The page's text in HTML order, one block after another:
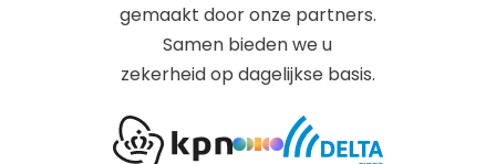
gemaakt door onze partners.
Samen bieden we u
zekerheid op dagelijkse basis.